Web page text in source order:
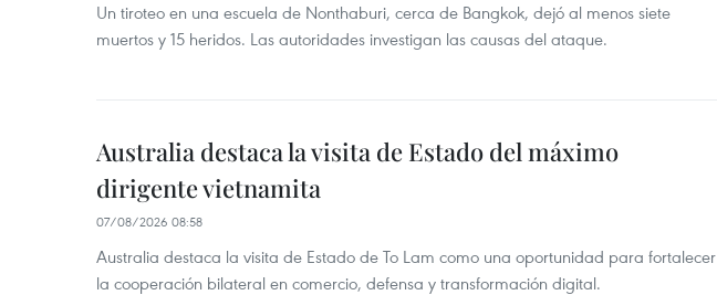
Un tiroteo en una escuela de Nonthaburi, cerca de Bangkok, dejó al menos siete
muertos y 15 heridos. Las autoridades investigan las causas del ataque.
Australia destaca la visita de Estado del máximo
dirigente vietnamita
07/08/2026 08:58
Australia destaca la visita de Estado de To Lam como una oportunidad para fortalecer
la cooperación bilateral en comercio, defensa y transformación digital.